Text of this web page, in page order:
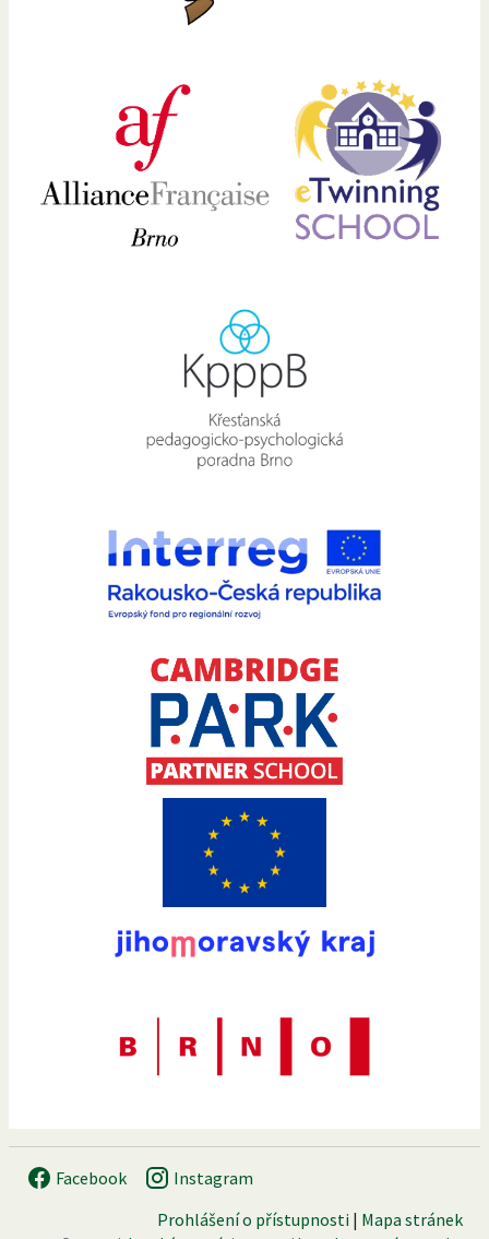
Facebook
Instagram
Prohlášení o přístupnosti | Mapa stránek